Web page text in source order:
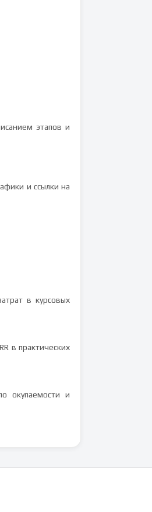
этапов и
и ссылки на
в курсовых
в практических
окупаемости и